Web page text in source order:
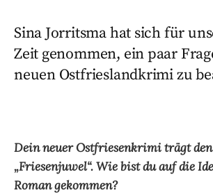
Sina Jorritsma hat sich für
Zeit genommen, ein paar
neuen Ostfrieslandkrimi zu
Dein neuer Ostfriesenkrimi trägt
„Friesenjuwel“. Wie bist du auf die
Roman gekommen?